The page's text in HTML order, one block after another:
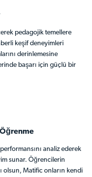
pedagojik temellere
keşif deneyimleri
derinlemesine
başarı için güçlü bir
analiz ederek
sunar. Öğrencilerin
olsun, Matific onların kendi